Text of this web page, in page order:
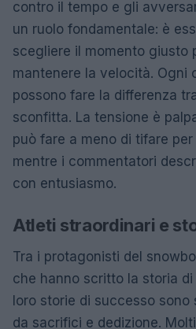
contro il tempo e gli
un ruolo fondamentale: è
scegliere il momento giusto
mantenere la velocità. Ogni
possono fare la differenza
sconfitta. La tensione è
può fare a meno di tifare
mentre i commentatori
con entusiasmo.
Atleti straordinari e
Tra i protagonisti del
che hanno scritto la storia
loro storie di successo
da sacrifici e dedizione.